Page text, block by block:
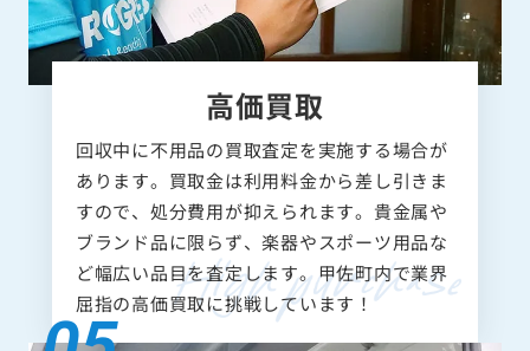
高価買取
回収中に不用品の買取査定を実施する場合が
あります。買取金は利用料金から差し引きま
すので、処分費用が抑えられます。貴金属や
ブランド品に限らず、楽器やスポーツ用品な
ど幅広い品目を査定します。甲佐町内で業界
屈指の高価買取に挑戦しています！